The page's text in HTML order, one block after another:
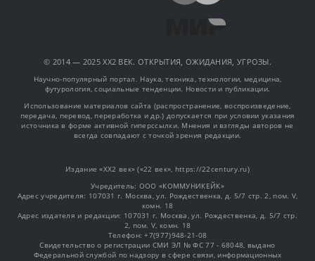
© 2014 — 2025 XX2 ВЕК. ОТКРЫТИЯ, ОЖИДАНИЯ, УГРОЗЫ.
Научно-популярный портал. Наука, техника, технологии, медицина,
футурология, социальные тенденции. Новости и публикации.
Использование материалов сайта (распространение, воспроизведение,
передача, перевод, переработка и др.) допускается при условии указания
источника в форме активной гиперссылки. Мнения и взгляды авторов не
всегда совпадают с точкой зрения редакции.
Издание «XX2 век» («22 век», https://22century.ru)
Учредитель: OOO «КОММУНИКЕЙК»
Адрес учредителя: 107031 г. Москва, ул. Рождественка, д. 5/7 стр. 2, пом. V,
комн. 18
Адрес издателя и редакции: 107031 г. Москва, ул. Рождественка, д. 5/7 стр.
2, пом. V, комн. 18
Телефон: +7(977)948-21-08
Свидетельство о регистрации СМИ ЭЛ № ФС 77 - 68048, выдано
Федеральной службой по надзору в сфере связи, информационных